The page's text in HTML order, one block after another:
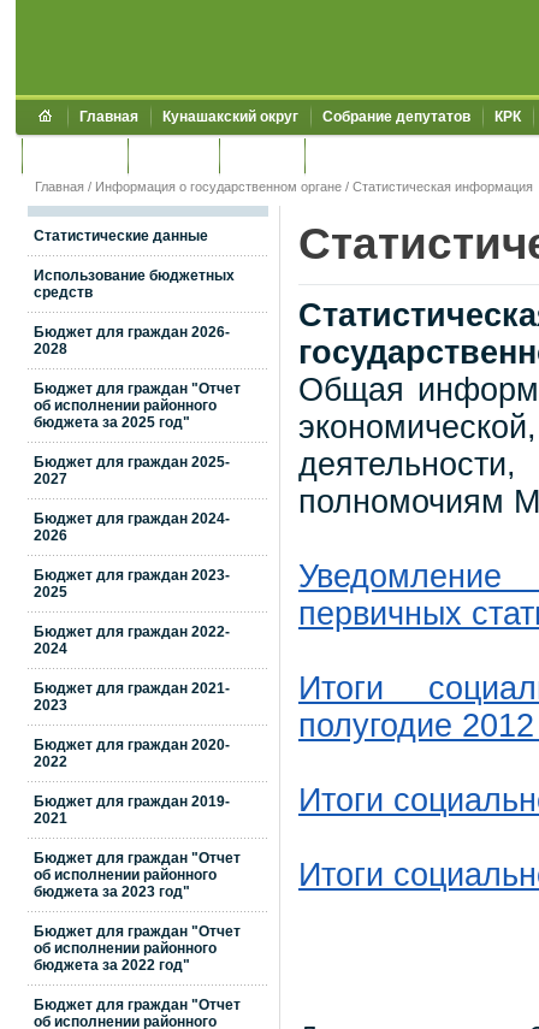
Главная Кунашакский округ Собрание депутатов КРК
Главная / Информация о государственном органе / Статистическая информация
Статистические данные
Использование бюджетных
средств
Бюджет для граждан 2026-
2028
Бюджет для граждан "Отчет
об исполнении районного
бюджета за 2025 год"
Бюджет для граждан 2025-
2027
Бюджет для граждан 2024-
2026
Бюджет для граждан 2023-
2025
Бюджет для граждан 2022-
2024
Бюджет для граждан 2021-
2023
Бюджет для граждан 2020-
2022
Бюджет для граждан 2019-
2021
Бюджет для граждан "Отчет
об исполнении районного
бюджета за 2023 год"
Бюджет для граждан "Отчет
об исполнении районного
бюджета за 2022 год"
Бюджет для граждан "Отчет
об исполнении районного
Общая
полномочиям
первичных
Итоги
полугодие
Итоги
Итоги